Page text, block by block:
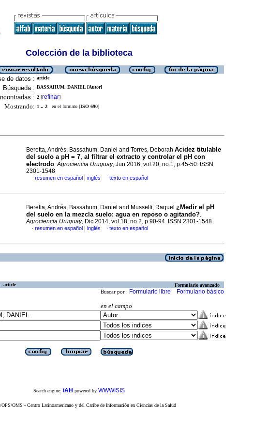
Colección de la biblioteca
de datos : article
Búsqueda : BASSAHUM, DANIEL [Autor]
: 2 [refinar]
Mostrando: 1 .. 2 en el formato [ISO 690]
Beretta, Andrés, Bassahum, Daniel and Torres, Deborah Acidez titulable
del suelo a pH = 7, al filtrar el extracto y controlar el pH con
electrodo.Agrociencia Uruguay, Jun 2016, vol.20, no.1, p.45-50. ISSN
2301-1548
· resumen en español inglés · texto en español
Beretta, Andrés, Bassahum, Daniel and Musselli, Raquel ¿Medir el pH
del suelo en la mezcla suelo: agua en reposo o agitando?.
Agrociencia Uruguay, Dic 2014, vol.18, no.2, p.90-94. ISSN 2301-1548
· resumen en español inglés · texto en español
article Formulario avanzado
Buscar por : Formulario libre Formulario básico
en el campo
Search engine: iAH powered by WWWISIS
OMS - Centro Latinoamericano y del Caribe de Información en Ciencias de la Salud